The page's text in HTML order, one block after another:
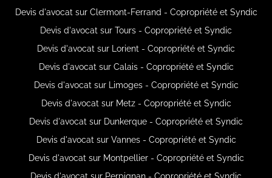
Devis d'avocat sur Clermont-Ferrand - Copropriété et Syndic
Devis d'avocat sur Tours - Copropriété et Syndic
Devis d'avocat sur Lorient - Copropriété et Syndic
Devis d'avocat sur Calais - Copropriété et Syndic
Devis d'avocat sur Limoges - Copropriété et Syndic
Devis d'avocat sur Metz - Copropriété et Syndic
Devis d'avocat sur Dunkerque - Copropriété et Syndic
Devis d'avocat sur Vannes - Copropriété et Syndic
Devis d'avocat sur Montpellier - Copropriété et Syndic